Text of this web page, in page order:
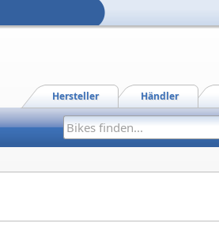
Händler
Hersteller